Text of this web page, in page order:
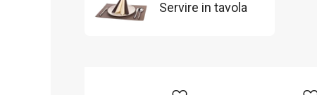
Servire in tavola